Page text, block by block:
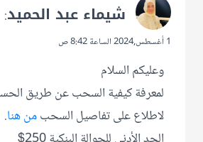
شيماء عبد الحميد:
1 أغسطس,2024 الساعة 8:42 ص
وعليكم السلام
لمعرفة كيفية السحب عن طريق
لاطلاع على تفاصيل السحبمن هنا.